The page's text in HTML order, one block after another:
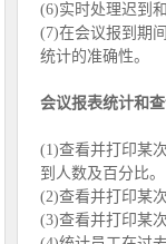
(6)实时处理迟到
(7)在会议报到期
统计的准确性。
会议报表统计和
(1)查看并打印某
到人数及百分比。
(2)查看并打印某
(3)查看并打印某